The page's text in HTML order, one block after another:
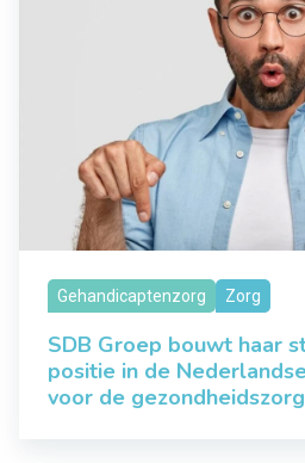
Gehandicaptenzorg Zorg
SDB Groep bouwt haar
positie in de
voor de